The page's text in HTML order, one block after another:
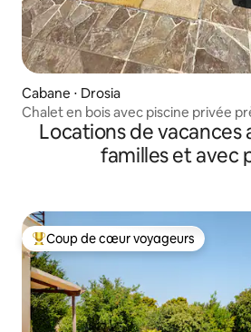
Cabane ⋅ Drosia
Chalet en bois avec piscine privée
Locations de vacances
familles et avec
Coups de cœur voyageurs les plus
Coup de cœur voyageurs